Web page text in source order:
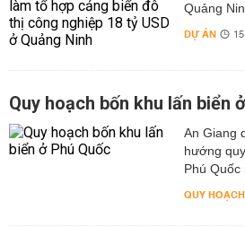
Quảng
DỰ ÁN
Quy hoạch bốn khu lấn biển
An Giang
hướng
Phú
QUY HOẠCH